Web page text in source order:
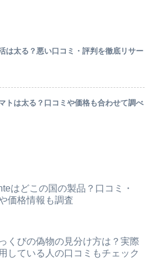
は太る？悪い口コミ・評判を徹底リサー
トは太る？口コミや価格も合わせて調べ
はどこの国の製品？口コミ・
価格情報も調査
くびの偽物の見分け方は？実際
している人の口コミもチェック